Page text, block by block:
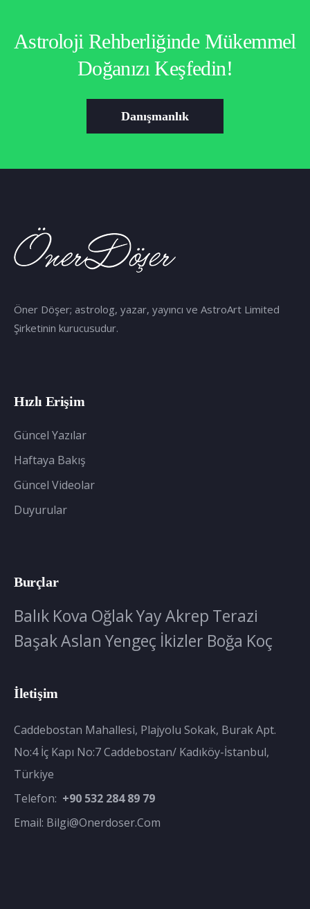
Astroloji Rehberliğinde Mükemmel
Doğanızı Keşfedin!
Danışmanlık
Öner Döşer; astrolog, yazar, yayıncı ve AstroArt Limited
Şirketinin kurucusudur.
Hızlı Erişim
Güncel Yazılar
Haftaya Bakış
Güncel Videolar
Duyurular
Burçlar
Balık Kova OğlakYayAkrep Terazi
BaşakAslan Yengeç İkizler Boğa Koç
İletişim
Caddebostan Mahallesi, Plajyolu Sokak, Burak Apt.
No:4 İç Kapı No:7 Caddebostan/ Kadıköy-İstanbul,
Türkiye
Telefon: +90 532 284 89 79
Email: Bilgi@onerdoser.com